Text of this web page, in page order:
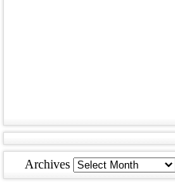
Archives Archives